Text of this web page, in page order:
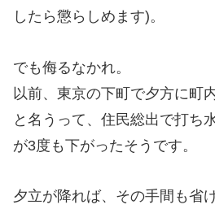
したら懲らしめます)。
でも侮るなかれ。
以前、東京の下町で夕方に町
と名うって、住民総出で打ち
が3度も下がったそうです。
夕立が降れば、その手間も省